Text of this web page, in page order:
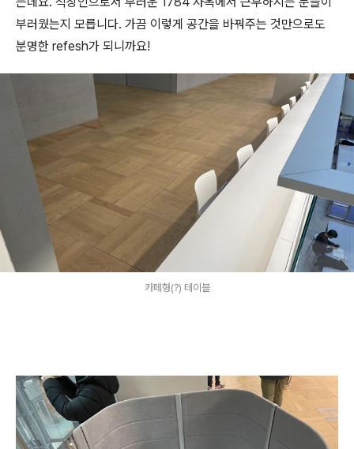
부러웠는지 모릅니다. 가끔 이렇게 공간을 바꿔주는 것만으로도
분명한 refesh가 되니까요!
카페형(?) 테이블